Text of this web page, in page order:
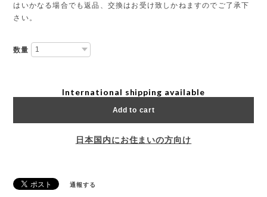
はいかなる場合でも返品、交換はお受け致しかねますのでご了承下
さい。
数量
International shipping available
Add to cart
日本国内にお住まいの方向け
通報する